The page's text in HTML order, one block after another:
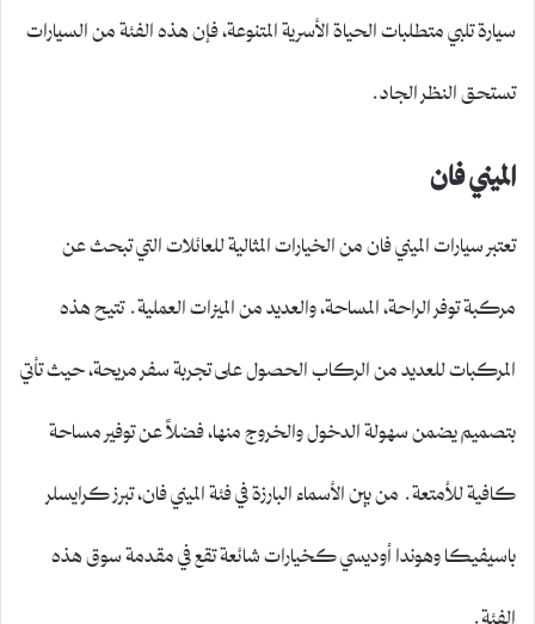
سيارة تلبي متطلبات الحياة الأسرية المتنوعة، فإن هذه الفئة من السيارات
تستحق النظر الجاد.
الميني فان
تعتبر سيارات الميني فان من الخيارات المثالية للعائلات التي تبحث عن
مركبة توفر الراحة، المساحة، والعديد من الميزات العملية. تتيح هذه
المركبات للعديد من الركاب الحصول على تجربة سفر مريحة، حيث تأتي
بتصميم يضمن سهولة الدخول والخروج منها، فضلاً عن توفير مساحة
كافية للأمتعة. من بين الأسماء البارزة في فئة الميني فان، تبرز كرايسلر
باسيفيكا وهوندا أوديسي كخيارات شائعة تقع في مقدمة سوق هذه
الفئة.